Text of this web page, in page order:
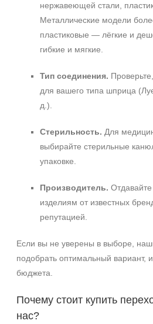
нержавеющей стали,
Металлические модели
пластиковые — лёгкие и
гибкие и мягкие.
Тип соединения.
для вашего типа шприца
д.).
Стерильность. Для
выбирайте стерильные
упаковке.
Производитель.
изделиям от известных
репутацией.
Если вы не уверены в выборе,
подобрать оптимальный вариант,
бюджета.
Почему стоит купить
нас?